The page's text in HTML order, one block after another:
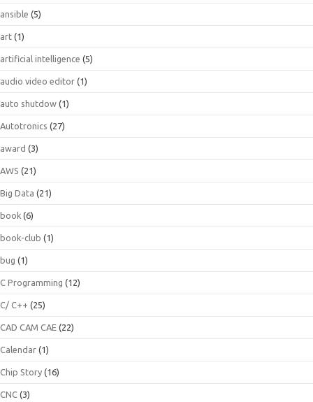
ansible (5)
art (1)
artificial intelligence (5)
audio video editor (1)
auto shutdow (1)
Autotronics (27)
award (3)
AWS (21)
Big Data (21)
book (6)
book-club (1)
bug (1)
C Programming (12)
C/ C++ (25)
CAD CAM CAE (22)
Calendar (1)
Chip Story (16)
CNC (3)